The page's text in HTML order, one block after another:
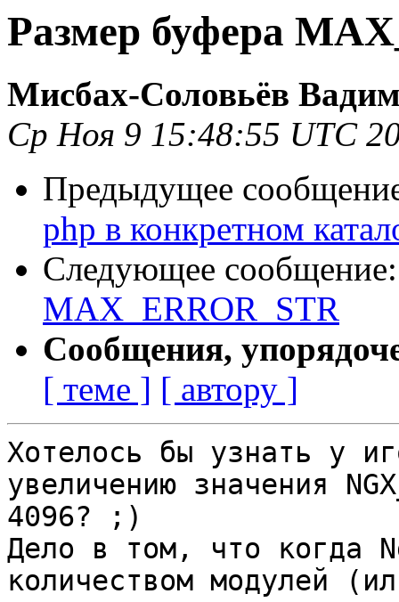
Размер буфeра
Мисбах-Соловьëв
Ср Ноя 9 15:48:55 UTC
Предыдущее
php в конкретном
Следующее
MAX_ERROR_STR
Сообщения,
[ теме ] [ автору ]
Хотелось бы узнать у
увеличению значения
4096? ;)
Дело в том, что когда
количеством модулей